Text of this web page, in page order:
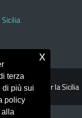
Regionale per la Sicilia
terza
di più sui
policy
x